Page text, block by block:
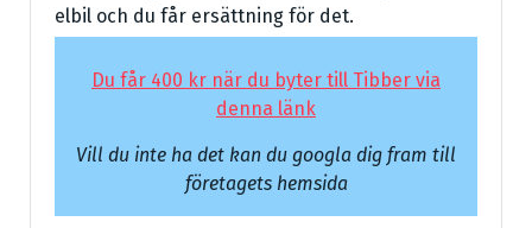
elbil och du får ersättning för det.
Du får 400 kr när du byter till Tibber via
denna länk
Vill du inte ha det kan du googla dig fram till
företagets hemsida